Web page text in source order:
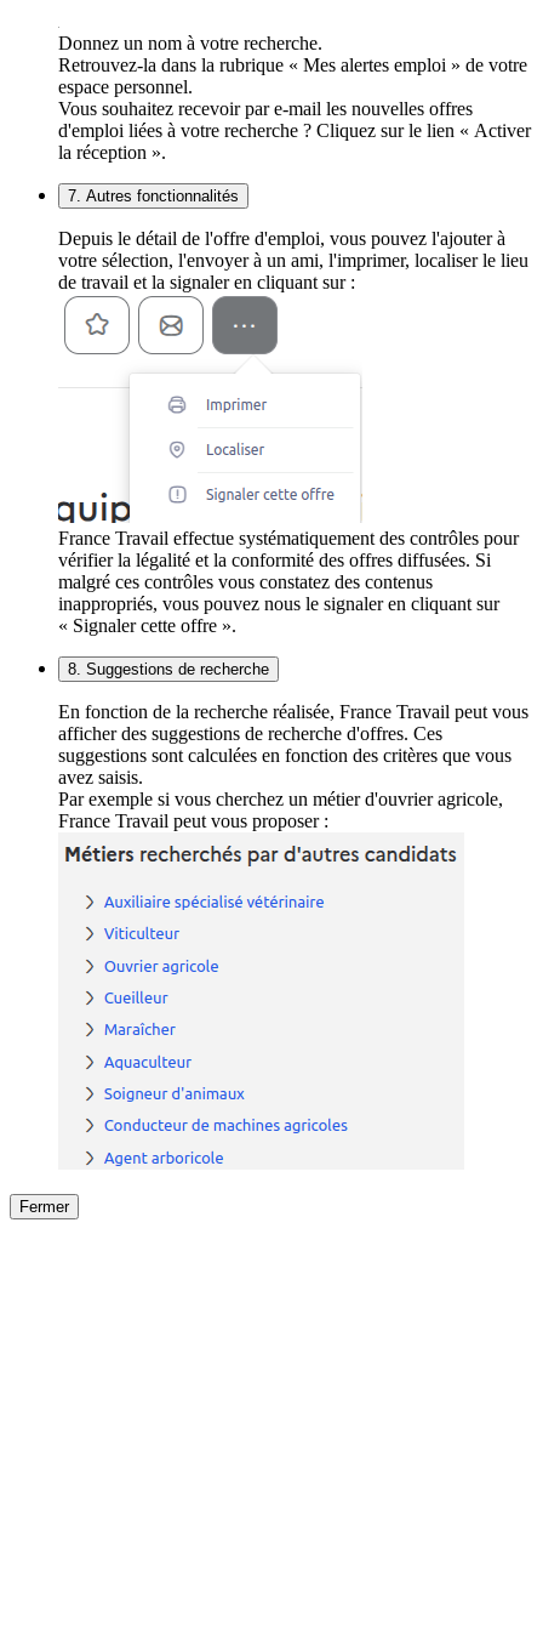
Donnez un nom à votre recherche.
Retrouvez-la dans la rubrique « Mes alertes emploi » de votre
espace personnel.
Vous souhaitez recevoir par e-mail les nouvelles offres
d'emploi liées à votre recherche ? Cliquez sur le lien « Activer
la réception ».
7. Autres fonctionnalités
Depuis le détail de l'offre d'emploi, vous pouvez l'ajouter à
votre sélection, l'envoyer à un ami, l'imprimer, localiser le lieu
de travail et la signaler en cliquant sur :
France Travail effectue systématiquement des contrôles pour
vérifier la légalité et la conformité des offres diffusées. Si
malgré ces contrôles vous constatez des contenus
inappropriés, vous pouvez nous le signaler en cliquant sur
« Signaler cette offre ».
8. Suggestions de recherche
En fonction de la recherche réalisée, France Travail peut vous
afficher des suggestions de recherche d'offres. Ces
suggestions sont calculées en fonction des critères que vous
avez saisis.
Par exemple si vous cherchez un métier d'ouvrier agricole,
France Travail peut vous proposer :
Fermer